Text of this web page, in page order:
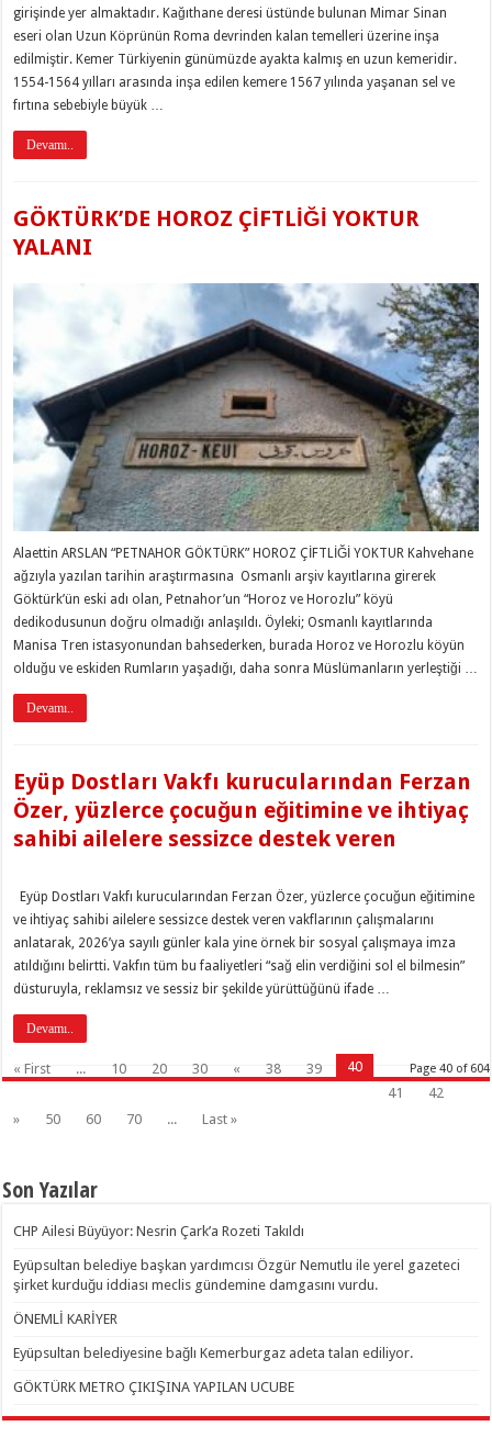
girişinde yer almaktadır. Kağıthane deresi üstünde bulunan Mimar Sinan
eseri olan Uzun Köprünün Roma devrinden kalan temelleri üzerine inşa
edilmiştir. Kemer Türkiyenin günümüzde ayakta kalmış en uzun kemeridir.
1554-1564 yılları arasında inşa edilen kemere 1567 yılında yaşanan sel ve
fırtına sebebiyle büyük …
Devamı..
GÖKTÜRK’DE HOROZ ÇİFTLİĞİ YOKTUR
YALANI
Alaettin ARSLAN “PETNAHOR GÖKTÜRK” HOROZ ÇİFTLİĞİ YOKTUR Kahvehane
ağzıyla yazılan tarihin araştırmasına Osmanlı arşiv kayıtlarına girerek
Göktürk’ün eski adı olan, Petnahor’un “Horoz ve Horozlu” köyü
dedikodusunun doğru olmadığı anlaşıldı. Öyleki; Osmanlı kayıtlarında
Manisa Tren istasyonundan bahsederken, burada Horoz ve Horozlu köyün
olduğu ve eskiden Rumların yaşadığı, daha sonra Müslümanların yerleştiği …
Devamı..
Eyüp Dostları Vakfı kurucularından Ferzan
Özer, yüzlerce çocuğun eğitimine ve ihtiyaç
sahibi ailelere sessizce destek veren
Eyüp Dostları Vakfı kurucularından Ferzan Özer, yüzlerce çocuğun eğitimine
ve ihtiyaç sahibi ailelere sessizce destek veren vakflarının çalışmalarını
anlatarak, 2026’ya sayılı günler kala yine örnek bir sosyal çalışmaya imza
atıldığını belirtti. Vakfın tüm bu faaliyetleri “sağ elin verdiğini sol el bilmesin”
düsturuyla, reklamsız ve sessiz bir şekilde yürüttüğünü ifade …
Devamı..
Page 40 of 604
« First ... 10 20 30 « 38 39
40
41
42
»
50 60 70 ... Last »
Son Yazılar
CHP Ailesi Büyüyor: Nesrin Çark’a Rozeti Takıldı
Eyüpsultan belediye başkan yardımcısı Özgür Nemutlu ile yerel gazeteci
şirket kurduğu iddiası meclis gündemine damgasını vurdu.
ÖNEMLİ KARİYER
Eyüpsultan belediyesine bağlı Kemerburgaz adeta talan ediliyor.
GÖKTÜRK METRO ÇIKIŞINA YAPILAN UCUBE